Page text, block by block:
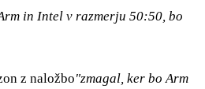
in Intel v razmerju 50:50, bo
z naložbo"zmagal, ker bo Arm